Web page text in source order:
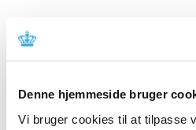
Denne hjemmeside bruger
Vi bruger cookies til at tilpasse
Der er i øjeblikket problemer med